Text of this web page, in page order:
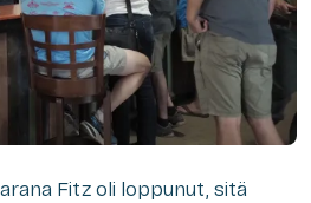
Fitz oli loppunut, sitä